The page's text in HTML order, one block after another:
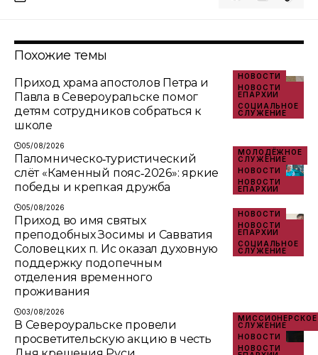
Похожие темы
НОВОСТИ
НОВОСТИ
ЕПАРХИИ
СОЦИАЛЬНОЕ
СЛУЖЕНИЕ
Приход храма апостолов Петра и
Павла в Североуральске помог
детям сотрудников собраться к
школе
05/08/2026
МОЛОДЁЖНОЕ
СЛУЖЕНИЕ
НОВОСТИ
НОВОСТИ
ЕПАРХИИ
Паломническо‑туристический
слёт «Каменный пояс‑2026»: яркие
победы и крепкая дружба
05/08/2026
НОВОСТИ
НОВОСТИ
ЕПАРХИИ
СОЦИАЛЬНОЕ
СЛУЖЕНИЕ
Приход во имя святых
преподобных Зосимы и Савватия
Соловецких п. Ис оказал духовную
поддержку подопечным
отделения временного
проживания
03/08/2026
МИССИОНЕРСКОЕ
СЛУЖЕНИЕ
НОВОСТИ
НОВОСТИ
В Североуральске провели
просветительскую акцию в честь